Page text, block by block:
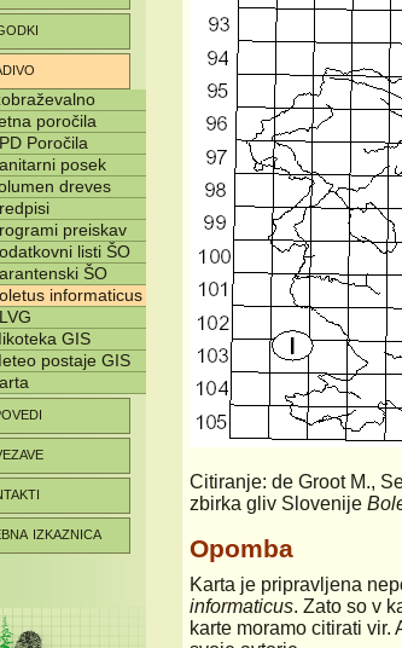
poročila
Poročila
posek
dreves
preiskav
listi ŠO
ŠO
informaticus
GIS
postaje GIS
izkaznica
Citiranje: de Groot M.,
zbirka gliv Slovenije
Opomba
Karta je pripravljena
informaticus. Zato so v
karte moramo citirati